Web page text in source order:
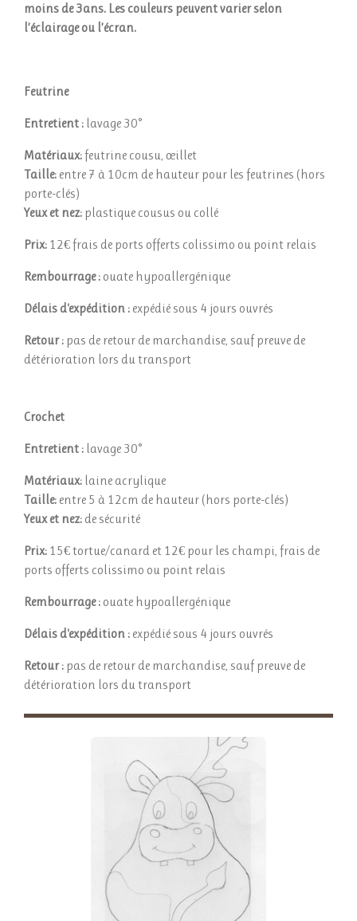
moins de 3ans. Les couleurs peuvent varier selon
l’éclairage ou l’écran.
Feutrine
Entretient : lavage 30°
Matériaux:feutrine cousu, œillet
Taille: entre 7 à 10cm de hauteur pour les feutrines (hors
porte-clés)
Yeux et nez: plastique cousus ou collé
Prix: 12€ frais de ports offerts colissimo ou point relais
Rembourrage : ouate hypoallergénique
Délais d'expédition : expédié sous 4 jours ouvrés
Retour : pas de retour de marchandise, sauf preuve de
détérioration lors du transport
Crochet
Entretient : lavage 30°
Matériaux: laine acrylique
Taille: entre 5 à 12cm de hauteur (hors porte-clés)
Yeux et nez: de sécurité
Prix: 15€ tortue/canard et 12€ pour les champi, frais de
ports offerts colissimo ou point relais
Rembourrage : ouate hypoallergénique
Délais d'expédition : expédié sous 4 jours ouvrés
Retour : pas de retour de marchandise, sauf preuve de
détérioration lors du transport